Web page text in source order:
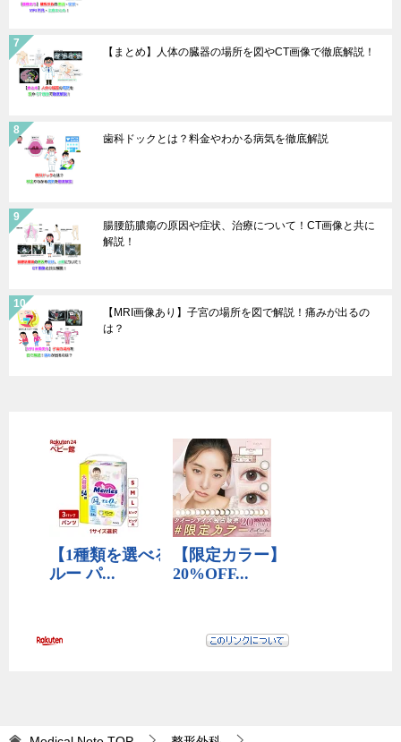
【まとめ】人体の臓器の場所を図やCT画像で徹底解説！
歯科ドックとは？料金やわかる病気を徹底解説
腸腰筋膿瘍の原因や症状、治療について！CT画像と共に
解説！
【MRI画像あり】子宮の場所を図で解説！痛みが出るの
は？